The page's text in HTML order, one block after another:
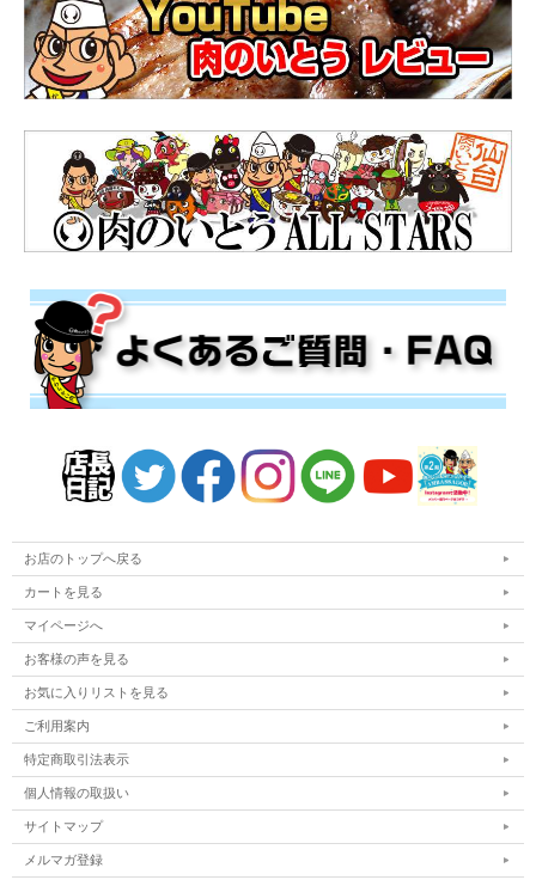
お店のトップへ戻る
カートを見る
マイページへ
お客様の声を見る
お気に入りリストを見る
ご利用案内
特定商取引法表示
個人情報の取扱い
サイトマップ
メルマガ登録